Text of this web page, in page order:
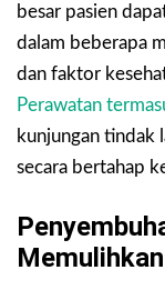
besar pasien
dalam beberapa
dan faktor
Perawatan
kunjungan tindak
secara bertahap